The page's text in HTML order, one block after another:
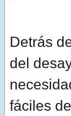
Detrás
del
fáciles